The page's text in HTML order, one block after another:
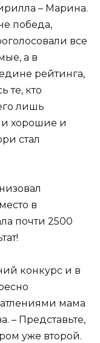
– Марина.
победа,
все
а в
рейтинга,
те, кто
лишь
хорошие и
стал
в
почти 2500
конкурс и в
мама
– Представьте,
уже второй.